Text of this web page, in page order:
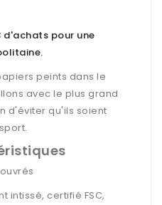
d'achats pour une
.
peints dans le
avec le plus grand
d'éviter qu'ils soient
intissé, certifié FSC,